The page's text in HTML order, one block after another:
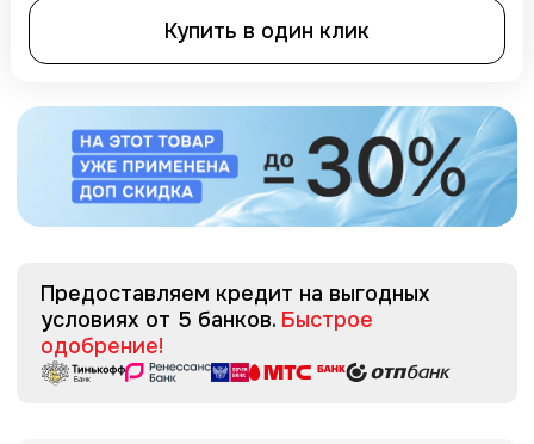
Купить в один клик
Предоставляем кредит на выгодных
условиях от 5 банков. Быстрое
одобрение!